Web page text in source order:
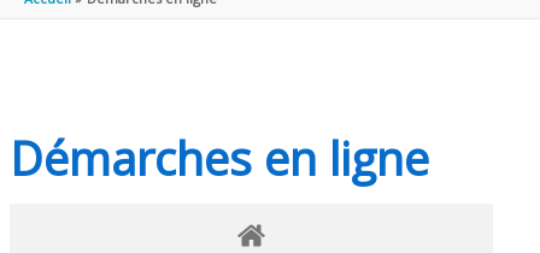
Démarches en ligne